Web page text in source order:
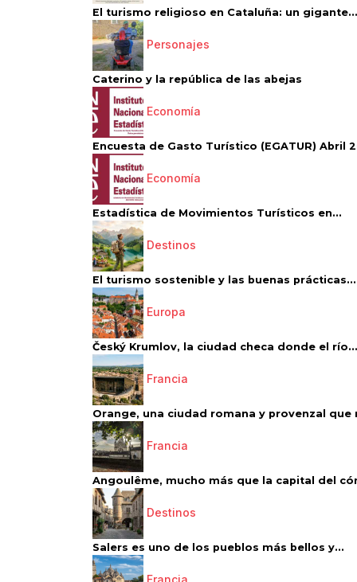
El turismo religioso en Cataluña: un gigante...
Personajes
Caterino y la república de las abejas
Economía
Encuesta de Gasto Turístico (EGATUR) Abril
Economía
Estadística de Movimientos Turísticos en...
Destinos
El turismo sostenible y las buenas prácticas...
Europa
Český Krumlov, la ciudad checa donde el río...
Francia
Orange, una ciudad romana y provenzal que
Francia
Angoulême, mucho más que la capital del
Destinos
Salers es uno de los pueblos más bellos y...
Francia